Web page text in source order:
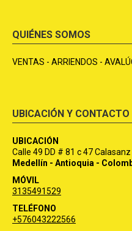
QUIÉNES SOMOS
VENTAS - ARRIENDOS -
UBICACIÓN Y CONTACTO
UBICACIÓN
Calle 49 DD # 81 c 47 Calasanz
Medellín - Antioquia -
MÓVIL
3135491529
TELÉFONO
+576043222566